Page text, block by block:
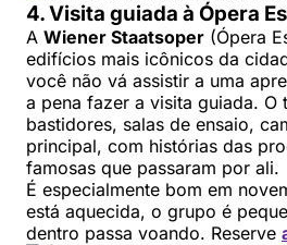
4. Visita guiada à Ópera
A Wiener Staatsoper (Ópera
edifícios mais icônicos da
você não vá assistir a uma
a pena fazer a visita guiada. O
bastidores, salas de ensaio,
principal, com histórias das
famosas que passaram por ali.
É especialmente bom em
está aquecida, o grupo é
dentro passa voando. Reserve